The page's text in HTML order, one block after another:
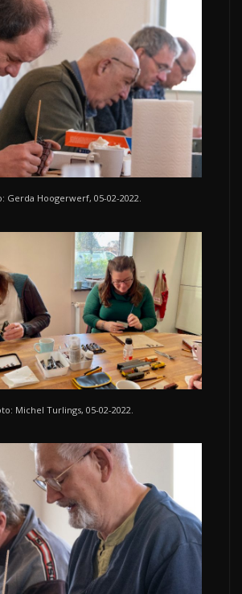
Gerda Hoogerwerf, 05-02-2022.
Michel Turlings, 05-02-2022.